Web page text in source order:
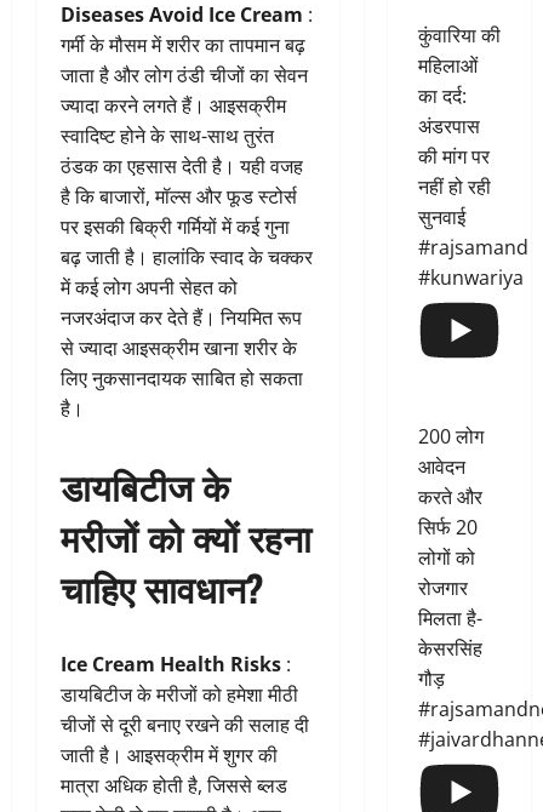
Diseases Avoid Ice Cream :
गर्मी के मौसम में शरीर का तापमान बढ़
जाता है और लोग ठंडी चीजों का सेवन
ज्यादा करने लगते हैं। आइसक्रीम
स्वादिष्ट होने के साथ-साथ तुरंत
ठंडक का एहसास देती है। यही वजह
है कि बाजारों, मॉल्स और फूड स्टोर्स
पर इसकी बिक्री गर्मियों में कई गुना
बढ़ जाती है। हालांकि स्वाद के चक्कर
में कई लोग अपनी सेहत को
नजरअंदाज कर देते हैं। नियमित रूप
से ज्यादा आइसक्रीम खाना शरीर के
लिए नुकसानदायक साबित हो सकता
है।
डायबिटीज के
मरीजों को क्यों रहना
चाहिए सावधान?
Ice Cream Health Risks :
डायबिटीज के मरीजों को हमेशा मीठी
चीजों से दूरी बनाए रखने की सलाह दी
जाती है। आइसक्रीम में शुगर की
मात्रा अधिक होती है, जिससे ब्लड
कुंवारिया की
महिलाओं
का दर्द:
अंडरपास
की मांग पर
नहीं हो रही
सुनवाई
#rajsamand
#kunwariya
200 लोग
आवेदन
करते और
सिर्फ 20
लोगों को
रोजगार
मिलता है-
केसरसिंह
गौड़